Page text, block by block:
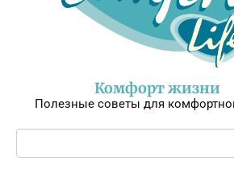
Комфорт жизни
Полезные советы для
Поиск: